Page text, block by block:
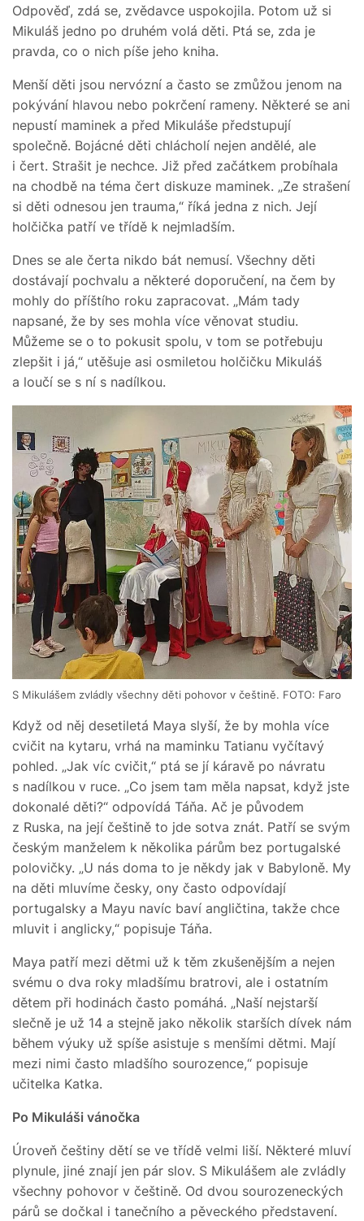
Odpověď, zdá se, zvědavce uspokojila. Potom už si
Mikuláš jedno po druhém volá děti. Ptá se, zda je
pravda, co o nich píše jeho kniha.
Menší děti jsou nervózní a často se zmůžou jenom na
pokývání hlavou nebo pokrčení rameny. Některé se ani
nepustí maminek a před Mikuláše předstupují
společně. Bojácné děti chlácholí nejen andělé, ale
i čert. Strašit je nechce. Již před začátkem probíhala
na chodbě na téma čert diskuze maminek. „Ze strašení
si děti odnesou jen trauma,“ říká jedna z nich. Její
holčička patří ve třídě k nejmladším.
Dnes se ale čerta nikdo bát nemusí. Všechny děti
dostávají pochvalu a některé doporučení, na čem by
mohly do příštího roku zapracovat. „Mám tady
napsané, že by ses mohla více věnovat studiu.
Můžeme se o to pokusit spolu, v tom se potřebuju
zlepšit i já,“ utěšuje asi osmiletou holčičku Mikuláš
a loučí se s ní s nadílkou.
S Mikulášem zvládly všechny děti pohovor v češtině. FOTO: Faro
Když od něj desetiletá Maya slyší, že by mohla více
cvičit na kytaru, vrhá na maminku Tatianu vyčítavý
pohled. „Jak víc cvičit,“ ptá se jí káravě po návratu
s nadílkou v ruce. „Co jsem tam měla napsat, když jste
dokonalé děti?“ odpovídá Táňa. Ač je původem
z Ruska, na její češtině to jde sotva znát. Patří se svým
českým manželem k několika párům bez portugalské
polovičky. „U nás doma to je někdy jak v Babyloně. My
na děti mluvíme česky, ony často odpovídají
portugalsky a Mayu navíc baví angličtina, takže chce
mluvit i anglicky,“ popisuje Táňa.
Maya patří mezi dětmi už k těm zkušenějším a nejen
svému o dva roky mladšímu bratrovi, ale i ostatním
dětem při hodinách často pomáhá. „Naší nejstarší
slečně je už 14 a stejně jako několik starších dívek nám
během výuky už spíše asistuje s menšími dětmi. Mají
mezi nimi často mladšího sourozence,“ popisuje
učitelka Katka.
Po Mikuláši vánočka
Úroveň češtiny dětí se ve třídě velmi liší. Některé mluví
plynule, jiné znají jen pár slov. S Mikulášem ale zvládly
všechny pohovor v češtině. Od dvou sourozeneckých
párů se dočkal i tanečního a pěveckého představení.